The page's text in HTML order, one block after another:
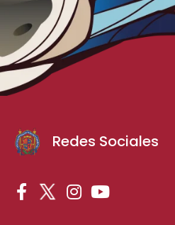
Redes Sociales